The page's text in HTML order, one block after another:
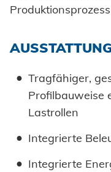
Tragfähiger,
Profilbauweise
Lastrollen
Integrierte
Integrierte